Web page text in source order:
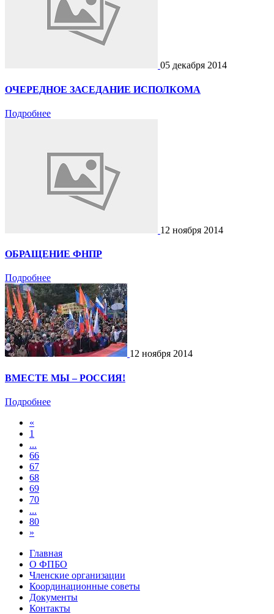
05 декабря 2014
ОЧЕРЕДНОЕ ЗАСЕДАНИЕ ИСПОЛКОМА
Подробнее
12 ноября 2014
ОБРАЩЕНИЕ ФНПР
Подробнее
12 ноября 2014
ВМЕСТЕ МЫ – РОССИЯ!
Подробнее
«
1
...
66
67
68
69
70
...
80
»
Главная
О ФПБО
Членские организации
Координационные советы
Документы
Контакты